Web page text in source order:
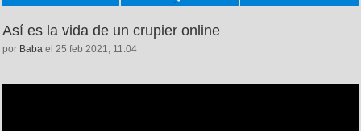
Así es la vida de un crupier online
por Baba el 25 feb 2021, 11:04